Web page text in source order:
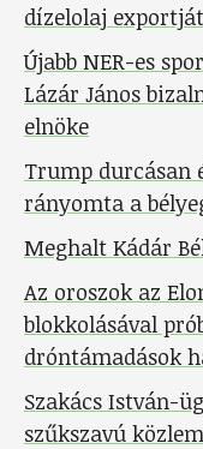
dízelolaj exportját
Újabb NER-es
Lázár János
elnöke
Trump durcásan
rányomta a
Meghalt Kádár
Az oroszok az
blokkolásával
dróntámadások
Szakács István-
szűkszavú